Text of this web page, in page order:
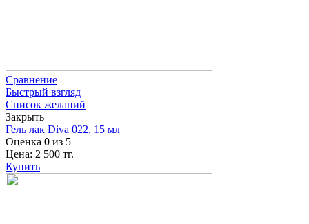
Сравнение
Быстрый взгляд
Список желаний
Закрыть
Гель лак Diva 022, 15 мл
Оценка 0 из 5
Цена: 2 500 тг.
Купить